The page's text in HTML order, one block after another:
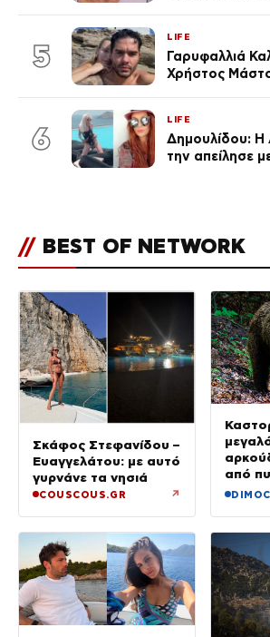
5
LIFE
Γαρυφαλλιά
Χρήστος
6
LIFE
Δημουλίδου:
την απείλησε
// BEST OF NETWORK
Σκάφος Στεφανίδου –
Ευαγγελάτου: με αυτό
γυρνάνε τα νησιά
COUSCOUS.GR ↗
από